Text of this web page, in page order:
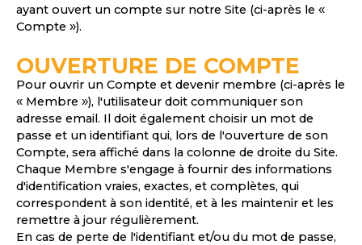
ayant ouvert un compte sur notre Site (ci-après le «
Compte »).
OUVERTURE DE COMPTE
Pour ouvrir un Compte et devenir membre (ci-après le
« Membre »), l'utilisateur doit communiquer son
adresse email. Il doit également choisir un mot de
passe et un identifiant qui, lors de l'ouverture de son
Compte, sera affiché dans la colonne de droite du Site.
Chaque Membre s'engage à fournir des informations
d'identification vraies, exactes, et complètes, qui
correspondent à son identité, et à les maintenir et les
remettre à jour régulièrement.
En cas de perte de l'identifiant et/ou du mot de passe,